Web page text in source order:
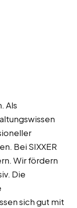
Als
Bei SIXXER
Wir fördern
Die
sich gut mit